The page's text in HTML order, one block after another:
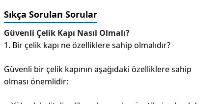
Sıkça Sorulan Sorular
Güvenli Çelik Kapı Nasıl Olmalı?
1. Bir çelik kapı ne özelliklere sahip olmalıdır?
Güvenli bir çelik kapının aşağıdaki özelliklere sahip
olması önemlidir: